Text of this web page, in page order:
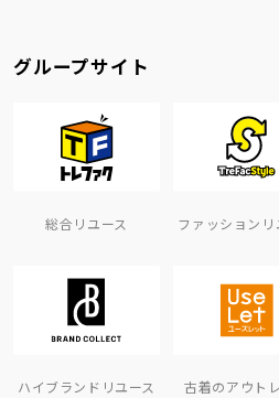
グループサイト
総合リユース ファッションリ
ハイブランドリユース 古着のアウト